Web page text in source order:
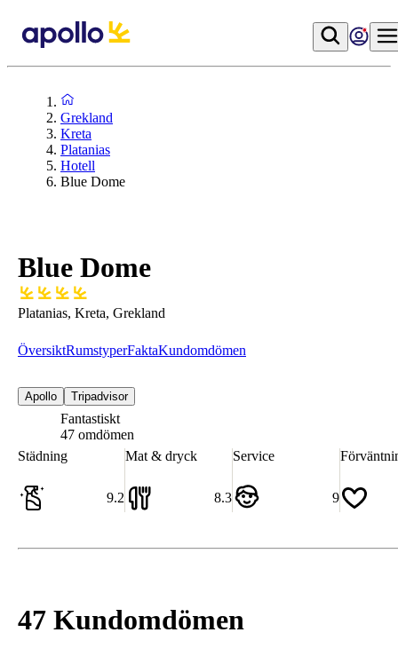
Grekland
Kreta
Platanias
Hotell
Blue Dome
Blue Dome
Platanias, Kreta, Grekland
ÖversiktRumstyperFaktaKundomdömen
Apollo Tripadvisor
Fantastiskt
47 omdömen
Städning
9.2
Mat & dryck
8.3
Service
9
47 Kundomdömen